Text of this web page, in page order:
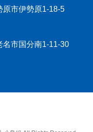
原市伊勢原1-18-5
名市国分南1-11-30